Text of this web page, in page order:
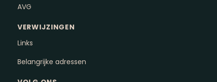
AVG
VERWIJZINGEN
Links
Belangrijke adressen